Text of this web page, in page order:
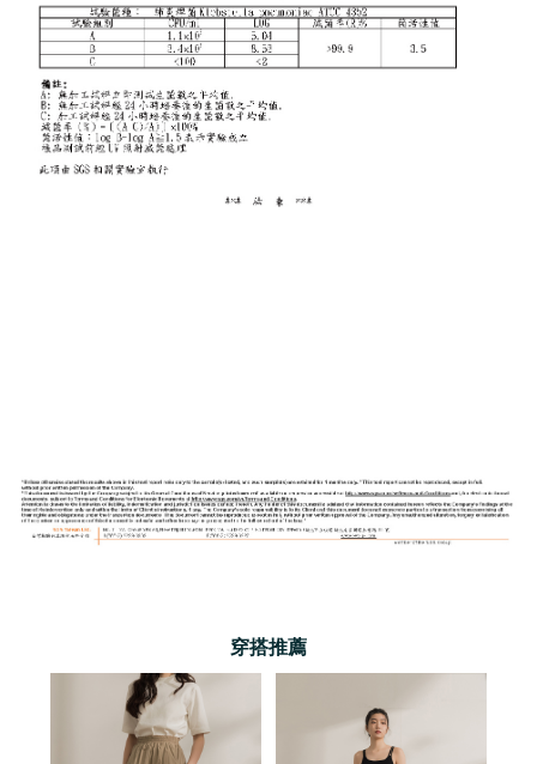
穿搭推薦